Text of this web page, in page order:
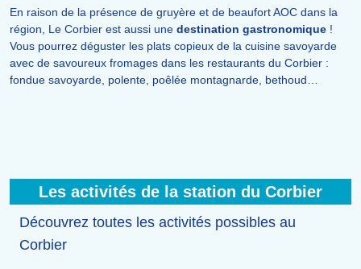
En raison de la présence de gruyère et de beaufort AOC dans la
région, Le Corbier est aussi une destination gastronomique !
Vous pourrez déguster les plats copieux de la cuisine savoyarde
avec de savoureux fromages dans les restaurants du Corbier :
fondue savoyarde, polente, poêlée montagnarde, bethoud…
Les activités de la station du Corbier
Découvrez toutes les activités possibles au
Corbier